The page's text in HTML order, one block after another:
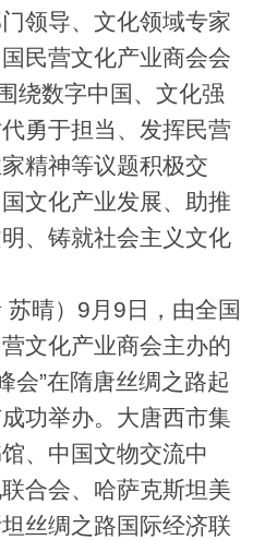
领导、文化领域专家
民营文化产业商会会
绕数字中国、文化强
勇于担当、发挥民营
精神等议题积极交
文化产业发展、助推
、铸就社会主义文化
晴）9月9日，由全国
文化产业商会主办的
会”在隋唐丝绸之路起
功举办。大唐西市集
、中国文物交流中
合会、哈萨克斯坦美
丝绸之路国际经济联